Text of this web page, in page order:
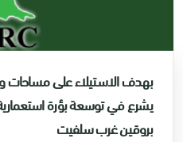
بهدف الاستيلاء على مساحات
يشرع في توسعة بؤرة
بروقين غرب سلفيت